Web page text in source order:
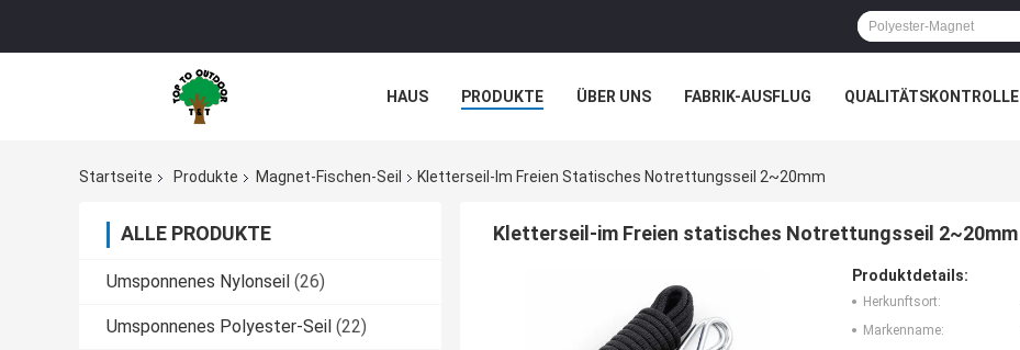
HAUS PRODUKTE ÜBER UNS FABRIK-AUSFLUG QUALITÄTSKONTROLLE
Startseite Produkte Magnet-Fischen-Seil Kletterseil-Im Freien Statisches Notrettungsseil 2~20mm
ALLE PRODUKTE
Umsponnenes Nylonseil (26)
Umsponnenes Polyester-Seil (22)
Kletterseil-im Freien statisches Notrettungsseil 2~20mm
Produktdetails:
Herkunftsort:
Markenname: